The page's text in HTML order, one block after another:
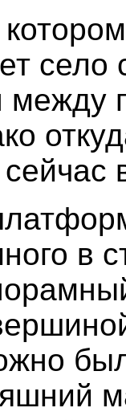
село
между
в